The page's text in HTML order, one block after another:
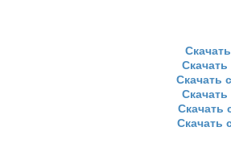
Скачать
Скачать
Скачать